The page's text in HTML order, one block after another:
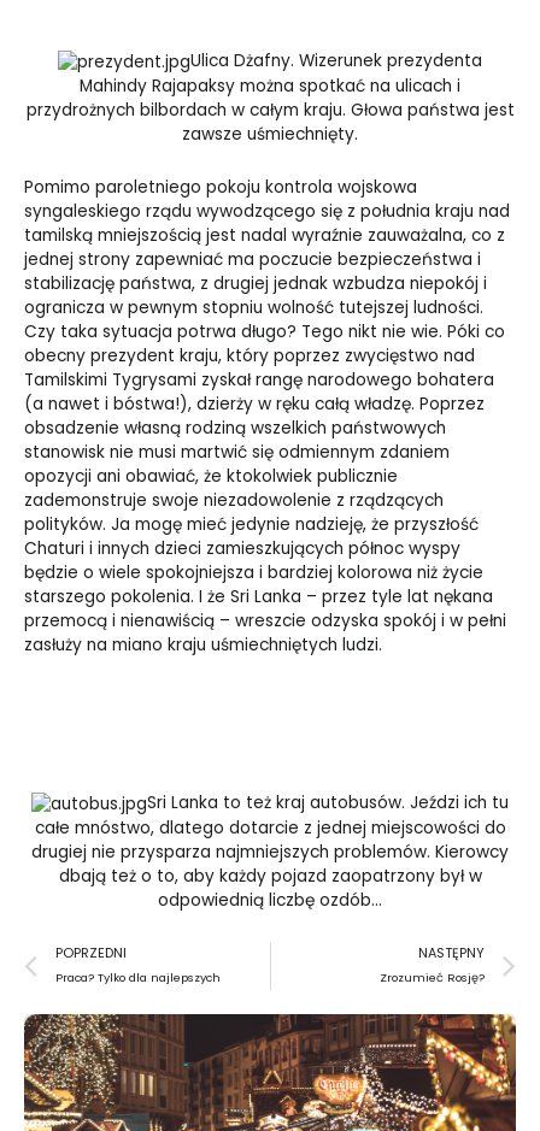
Ulica Dżafny. Wizerunek prezydenta
Mahindy Rajapaksy można spotkać na ulicach i
przydrożnych bilbordach w całym kraju. Głowa państwa jest
zawsze uśmiechnięty.
Pomimo paroletniego pokoju kontrola wojskowa
syngaleskiego rządu wywodzącego się z południa kraju nad
tamilską mniejszością jest nadal wyraźnie zauważalna, co z
jednej strony zapewniać ma poczucie bezpieczeństwa i
stabilizację państwa, z drugiej jednak wzbudza niepokój i
ogranicza w pewnym stopniu wolność tutejszej ludności.
Czy taka sytuacja potrwa długo? Tego nikt nie wie. Póki co
obecny prezydent kraju, który poprzez zwycięstwo nad
Tamilskimi Tygrysami zyskał rangę narodowego bohatera
(a nawet i bóstwa!), dzierży w ręku całą władzę. Poprzez
obsadzenie własną rodziną wszelkich państwowych
stanowisk nie musi martwić się odmiennym zdaniem
opozycji ani obawiać, że ktokolwiek publicznie
zademonstruje swoje niezadowolenie z rządzących
polityków. Ja mogę mieć jedynie nadzieję, że przyszłość
Chaturi i innych dzieci zamieszkujących północ wyspy
będzie o wiele spokojniejsza i bardziej kolorowa niż życie
starszego pokolenia. I że Sri Lanka – przez tyle lat nękana
przemocą i nienawiścią – wreszcie odzyska spokój i w pełni
zasłuży na miano kraju uśmiechniętych ludzi.
Sri Lanka to też kraj autobusów. Jeździ ich tu
całe mnóstwo, dlatego dotarcie z jednej miejscowości do
drugiej nie przysparza najmniejszych problemów. Kierowcy
dbają też o to, aby każdy pojazd zaopatrzony był w
odpowiednią liczbę ozdób…
Prev
POPRZEDNI
Praca? Tylko dla najlepszych
NASTĘPNY
Zrozumieć Rosję?